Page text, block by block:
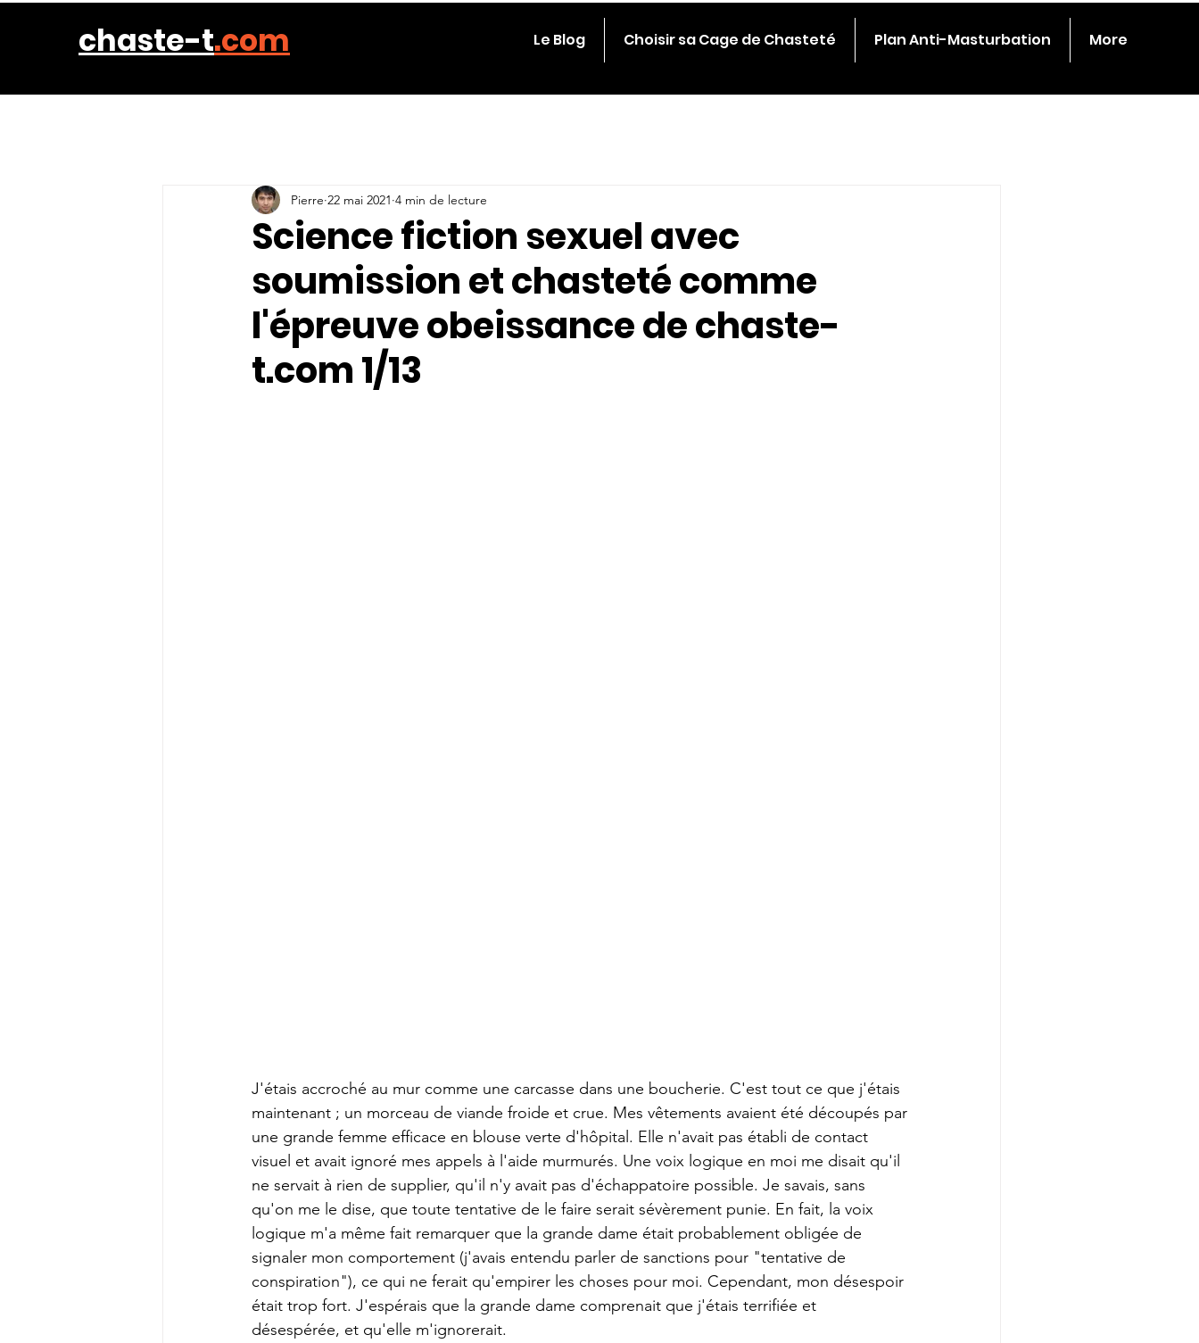
chaste-t.com Le Blog Choisir sa Cage de Chasteté Plan Anti-Masturbation More
Science fiction sexuel avec
soumission et chasteté comme
l'épreuve obeissance de chaste-
t.com 1/13
Pierre 22 mai 2021 4 min de lecture
J'étais accroché au mur comme une carcasse dans une boucherie. C'est tout ce que j'étais
maintenant ; un morceau de viande froide et crue. Mes vêtements avaient été découpés par
une grande femme efficace en blouse verte d'hôpital. Elle n'avait pas établi de contact
visuel et avait ignoré mes appels à l'aide murmurés. Une voix logique en moi me disait qu'il
ne servait à rien de supplier, qu'il n'y avait pas d'échappatoire possible. Je savais, sans
qu'on me le dise, que toute tentative de le faire serait sévèrement punie. En fait, la voix
logique m'a même fait remarquer que la grande dame était probablement obligée de
signaler mon comportement (j'avais entendu parler de sanctions pour "tentative de
conspiration"), ce qui ne ferait qu'empirer les choses pour moi. Cependant, mon désespoir
était trop fort. J'espérais que la grande dame comprenait que j'étais terrifiée et
désespérée, et qu'elle m'ignorerait.